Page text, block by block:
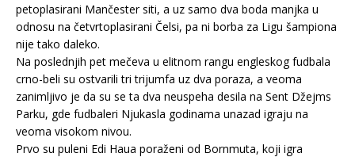
petoplasirani Mančester siti, a uz samo dva boda manjka u
odnosu na četvrtoplasirani Čelsi, pa ni borba za Ligu šampiona
nije tako daleko.
Na poslednjih pet mečeva u elitnom rangu engleskog fudbala
crno-beli su ostvarili tri trijumfa uz dva poraza, a veoma
zanimljivo je da su se ta dva neuspeha desila na Sent Džejms
Parku, gde fudbaleri Njukasla godinama unazad igraju na
veoma visokom nivou.
Prvo su puleni Edi Haua poraženi od Bornmuta, koji igra